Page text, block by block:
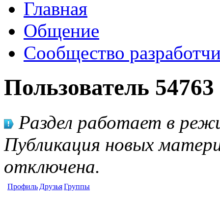
Главная
Общение
Сообщество
Пользователь 54763
Раздел работает в
Публикация новых
отключена.
Профиль ДрузьяГруппы